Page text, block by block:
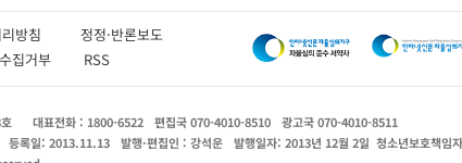
리방침 정정·반론보도
집거부 RSS
대표전화 : 1800-6522 편집국 070-4010-8510
광고국 070-4010-8511
등록일: 2013.11.13 발행·편집인 : 강석운 발행일자: 2013년 12월 2일 청소년보호책임